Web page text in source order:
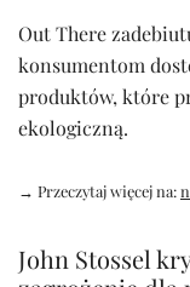
Out There
konsumentom
produktów, które
ekologiczną.
→ Przeczytaj więcej na:
John Stossel